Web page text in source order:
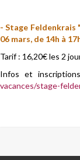
- Stage Feldenkrais
06 mars, de 14h à
Tarif : 16,20€ les 2
Infos et
vacances/stage-